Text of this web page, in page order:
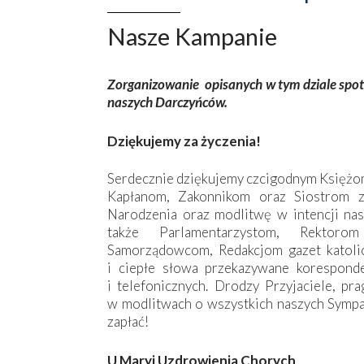
Nasze Kampanie
Zorganizowanie ­ opisanych w tym ­dziale
naszych Darczyńców.
Dziękujemy za życzenia!
Serdecznie dziękujemy czcigodnym
Kapłanom, Zakonnikom oraz
Narodzenia oraz modlitwę w intencji
także Parlamentarzystom,
Samorządowcom, Redakcjom gazet
i ciepłe słowa przekazywane
i telefonicznych. Drodzy Przyjaciele,
w modlitwach o wszystkich naszych
zapłać!
U Maryi Uzdrowienia Chorych